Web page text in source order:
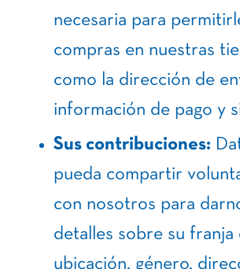
necesaria para
compras en nuestras
como la dirección de
información de pago y
Sus contribuciones:
pueda compartir
con nosotros para
detalles sobre su franja
ubicación, género,